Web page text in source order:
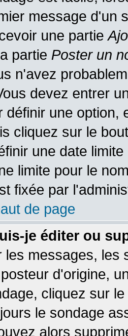
message d'un
une partie
partie Poster un
n'avez
devez entrer
définir une option,
cliquez sur le
une date
limite pour le
fixée par
de page
je éditer ou
les messages, les
d'origine,
cliquez sur
le sondage
alors